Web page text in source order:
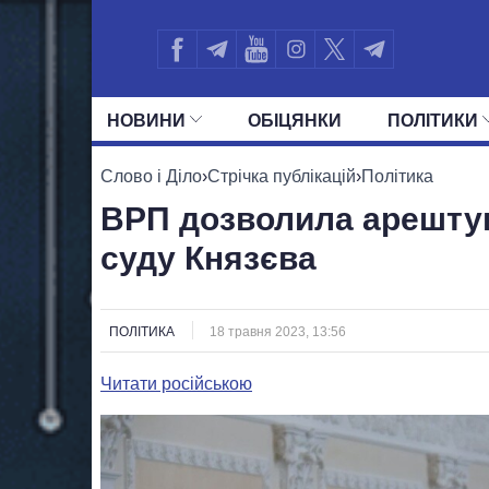
НОВИНИ ОБIЦЯНКИ ПОЛIТИКИ
УСІ ПОЛІТИКИ ПРЕЗИДЕНТ І ОФІС
Слово і Діло›Стрічка публікацій›Політика
ВРП дозволила
суду Князєва
ПОЛІТИКА 18 травня 2023, 13:56
Читати російською